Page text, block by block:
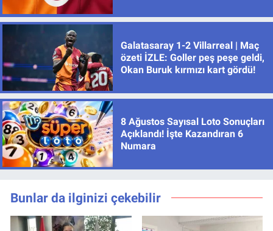
Galatasaray 1-2 Villarreal | Maç
özeti İZLE: Goller peş peşe geldi,
Okan Buruk kırmızı kart gördü!
8 Ağustos Sayısal Loto Sonuçları
Açıklandı! İşte Kazandıran 6
Numara
Bunlar da ilginizi çekebilir